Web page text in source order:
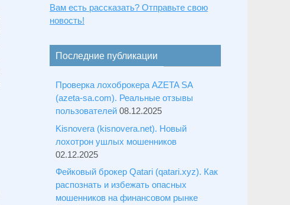
Вам есть рассказать? Отправьте свою
новость!
Последние публикации
Проверка лохоброкера AZETA SA
(azeta-sa.com). Реальные отзывы
пользователей 08.12.2025
Kisnovera (kisnovera.net). Новый
лохотрон ушлых мошенников
02.12.2025
Фейковый брокер Qatari (qatari.xyz). Как
распознать и избежать опасных
мошенников на финансовом рынке